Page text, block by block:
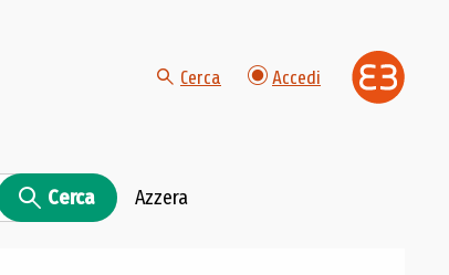
Cerca Accedi
Cerca Azzera